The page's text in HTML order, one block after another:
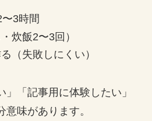
3時間
炊飯2〜3回）
（失敗しにくい）
「記事用に体験したい」
味があります。